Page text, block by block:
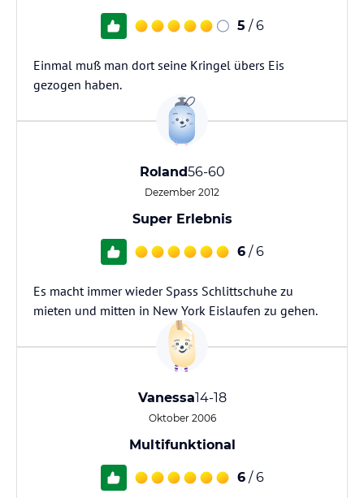
5 / 6
Einmal muß man dort seine Kringel übers Eis
gezogen haben.
Roland56-60
Dezember 2012
Super Erlebnis
6 / 6
Es macht immer wieder Spass Schlittschuhe zu
mieten und mitten in New York Eislaufen zu gehen.
Vanessa14-18
Oktober 2006
Multifunktional
6 / 6